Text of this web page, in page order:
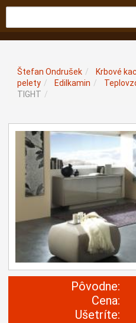
Štefan Ondrušek /
Krbové
pelety / Edilkamin /
TIGHT /
Pôvodne:
Cena:
Ušetríte: